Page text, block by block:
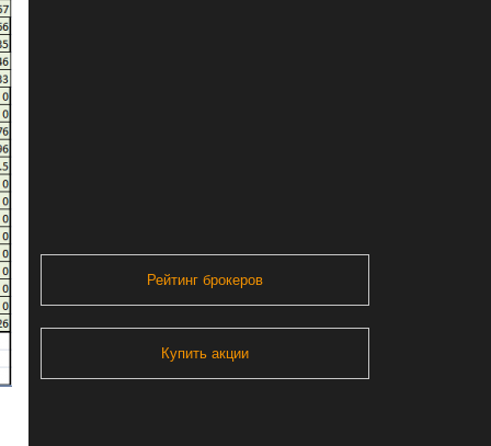
Рейтинг брокеров
Купить акции